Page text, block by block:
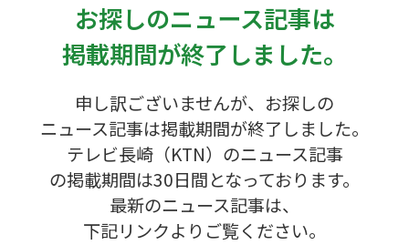
お探しのニュース記事は
掲載期間が終了しました。
申し訳ございませんが、お探しの
ニュース記事は掲載期間が終了しました。
テレビ長崎（KTN）のニュース記事
の掲載期間は30日間となっております。
最新のニュース記事は、
下記リンクよりご覧ください。